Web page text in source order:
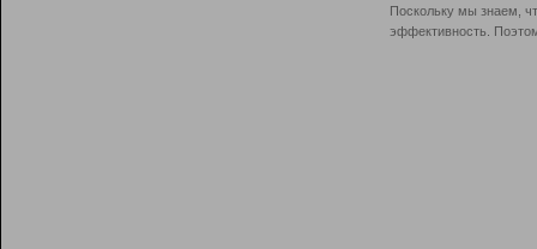
Поскольку мы знаем,
эффективность.